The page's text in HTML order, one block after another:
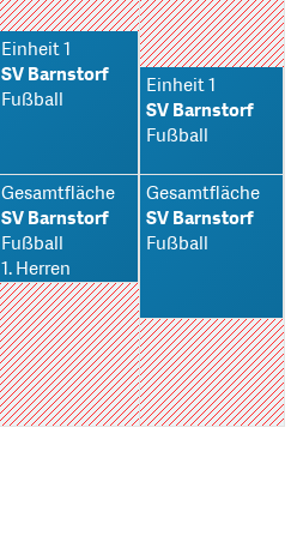
Einheit 1
SV Barnstorf
Fußball
Gesamtfläche
SV Barnstorf
Fußball
1. Herren
Einheit 1
SV Barnstorf
Fußball
Gesamtfläche
SV Barnstorf
Fußball